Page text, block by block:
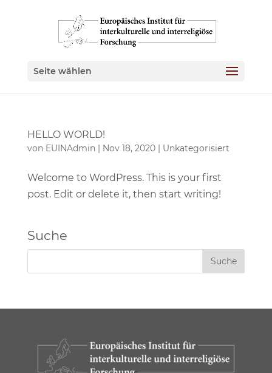
Seite wählen
HELLO WORLD!
von EUINAdmin| Nov 18, 2020| Unkategorisiert
Welcome to WordPress. This is your first
post. Edit or delete it, then start writing!
Suche